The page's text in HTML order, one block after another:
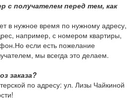
с получателем перед тем, как
в нужное время по нужному адресу,
например, с номером квартиры,
если есть пожелание
мы всегда это делаем.
заказа?
по адресу: ул. Лизы Чайкиной